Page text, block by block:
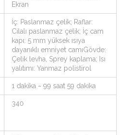
Ekran
İç: Paslanmaz çelik; Raflar:
Cilalı paslanmaz çelik; İç cam
kapı: 5 mm yüksek ısıya
dayanıklı emniyet camıGövde:
Çelik levha, Sprey kaplama; Isı
yalıtımı: Yanmaz polistirol
1 dakika ~ 99 saat 59 dakika
340